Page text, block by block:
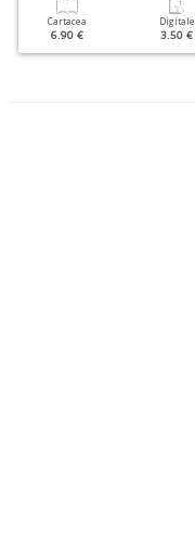
Cartacea
6.90 €
Digitale
3.50 €